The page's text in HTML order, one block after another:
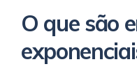
O que são